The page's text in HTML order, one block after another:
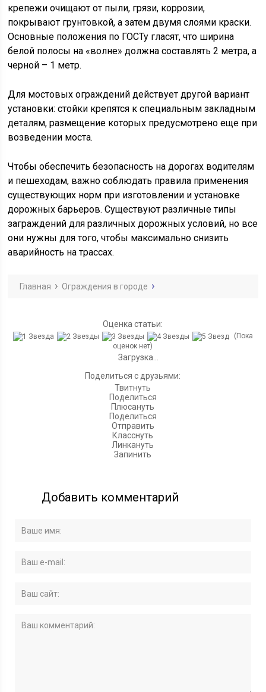
крепежи очищают от пыли, грязи, коррозии,
покрывают грунтовкой, а затем двумя слоями краски.
Основные положения по ГОСТу гласят, что ширина
белой полосы на «волне» должна составлять 2 метра, а
черной – 1 метр.
Для мостовых ограждений действует другой вариант
установки: стойки крепятся к специальным закладным
деталям, размещение которых предусмотрено еще при
возведении моста.
Чтобы обеспечить безопасность на дорогах водителям
и пешеходам, важно соблюдать правила применения
существующих норм при изготовлении и установке
дорожных барьеров. Существуют различные типы
заграждений для различных дорожных условий, но все
они нужны для того, чтобы максимально снизить
аварийность на трассах.
Главная Ограждения в городе
Оценка статьи:
(Пока
оценок нет)
Загрузка...
Поделиться с друзьями:
Твитнуть
Поделиться
Плюсануть
Поделиться
Отправить
Класснуть
Линкануть
Запинить
Добавить комментарий